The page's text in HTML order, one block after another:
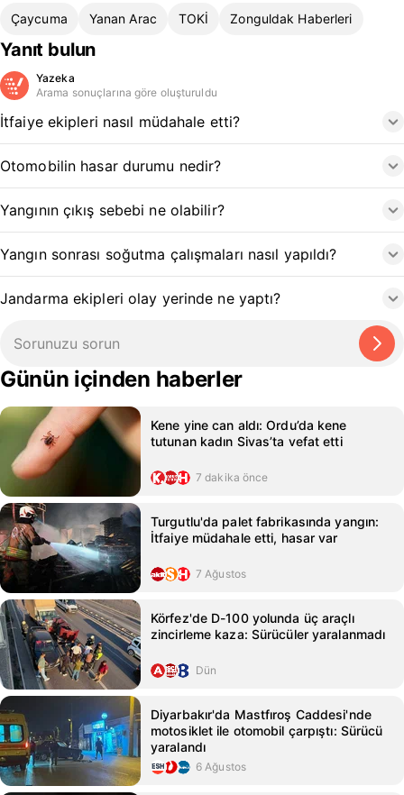
Çaycuma Yanan Arac TOKİ Zonguldak Haberleri
Yanıt bulun
Yazeka
Arama sonuçlarına göre oluşturuldu
İtfaiye ekipleri nasıl müdahale etti?
Otomobilin hasar durumu nedir?
Yangının çıkış sebebi ne olabilir?
Yangın sonrası soğutma çalışmaları nasıl yapıldı?
Jandarma ekipleri olay yerinde ne yaptı?
Günün içinden haberler
Kene yine can aldı: Ordu’da kene
tutunan kadın Sivas’ta vefat etti
7 dakika önce
Turgutlu'da palet fabrikasında yangın:
İtfaiye müdahale etti, hasar var
7 Ağustos
Körfez'de D-100 yolunda üç araçlı
zincirleme kaza: Sürücüler yaralanmadı
Dün
Diyarbakır'da Mastfıroş Caddesi'nde
motosiklet ile otomobil çarpıştı: Sürücü
yaralandı
6 Ağustos